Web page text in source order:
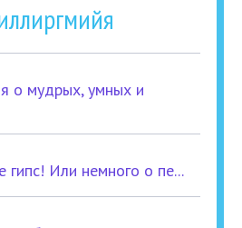
о мудрых, умных и
гипс! Или немного о пе...